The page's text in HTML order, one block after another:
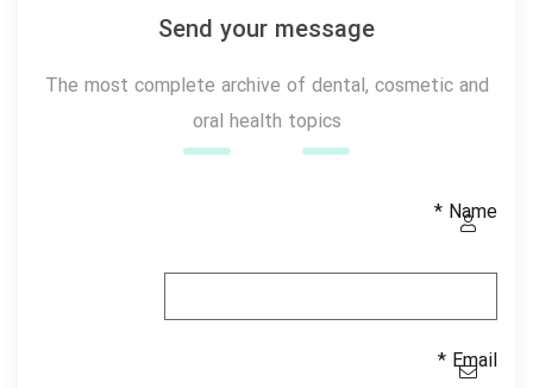
Send your message
The most complete archive of dental, cosmetic and
oral health topics
Name
*
Email
*